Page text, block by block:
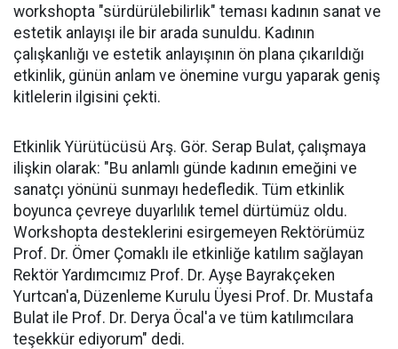
workshopta "sürdürülebilirlik" teması kadının sanat ve
estetik anlayışı ile bir arada sunuldu. Kadının
çalışkanlığı ve estetik anlayışının ön plana çıkarıldığı
etkinlik, günün anlam ve önemine vurgu yaparak geniş
kitlelerin ilgisini çekti.
Etkinlik Yürütücüsü Arş. Gör. Serap Bulat, çalışmaya
ilişkin olarak: "Bu anlamlı günde kadının emeğini ve
sanatçı yönünü sunmayı hedefledik. Tüm etkinlik
boyunca çevreye duyarlılık temel dürtümüz oldu.
Workshopta desteklerini esirgemeyen Rektörümüz
Prof. Dr. Ömer Çomaklı ile etkinliğe katılım sağlayan
Rektör Yardımcımız Prof. Dr. Ayşe Bayrakçeken
Yurtcan'a, Düzenleme Kurulu Üyesi Prof. Dr. Mustafa
Bulat ile Prof. Dr. Derya Öcal'a ve tüm katılımcılara
teşekkür ediyorum" dedi.